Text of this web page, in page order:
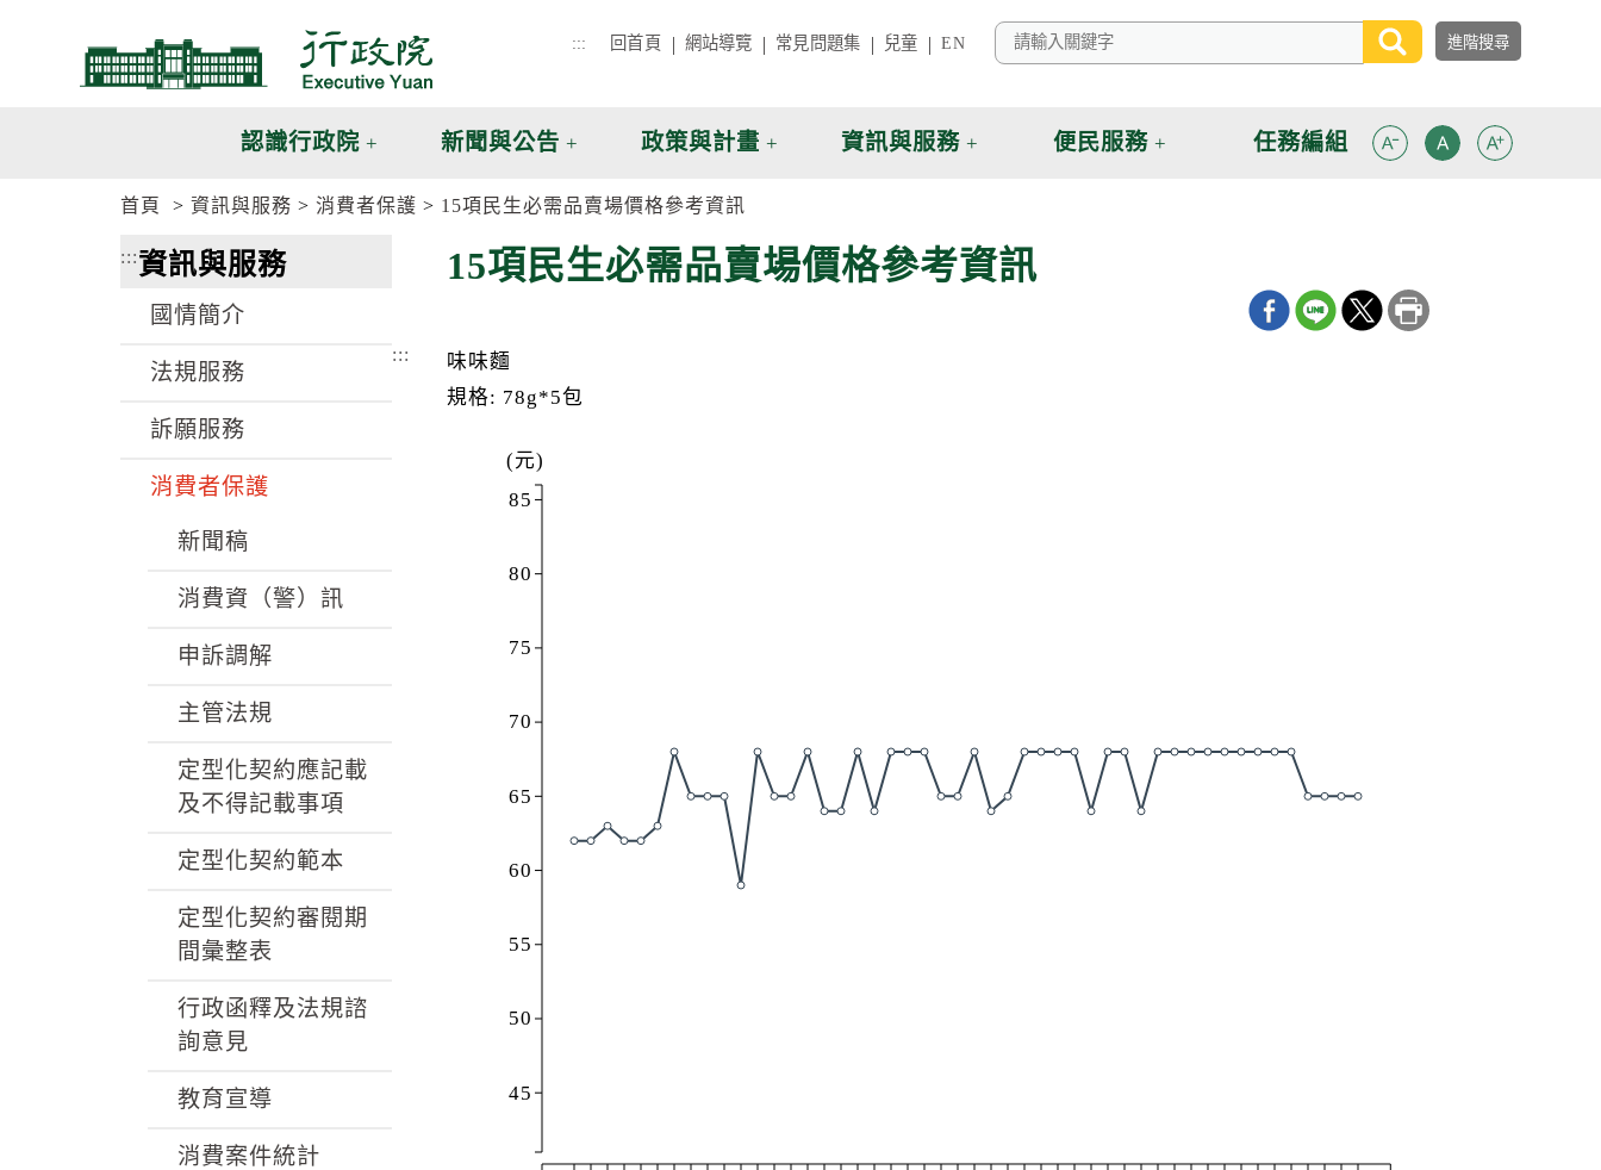
::: 回首頁 網站導覽 常見問題集 兒童 EN
認識行政院 新聞與公告 政策與計畫 資訊與服務 便民服務 任務編組
首頁 資訊與服務 消費者保護 15項民生必需品賣場價格參考資訊
:::資訊與服務
國情簡介
法規服務
訴願服務
消費者保護
新聞稿
消費資（警）訊
申訴調解
主管法規
定型化契約應記載
及不得記載事項
定型化契約範本
定型化契約審閱期
間彙整表
行政函釋及法規諮
詢意見
教育宣導
消費案件統計
15項民生必需品賣場價格參考資訊
:::
味味麵
規格: 78g*5包
45
50
55
60
65
70
75
80
85
(元)